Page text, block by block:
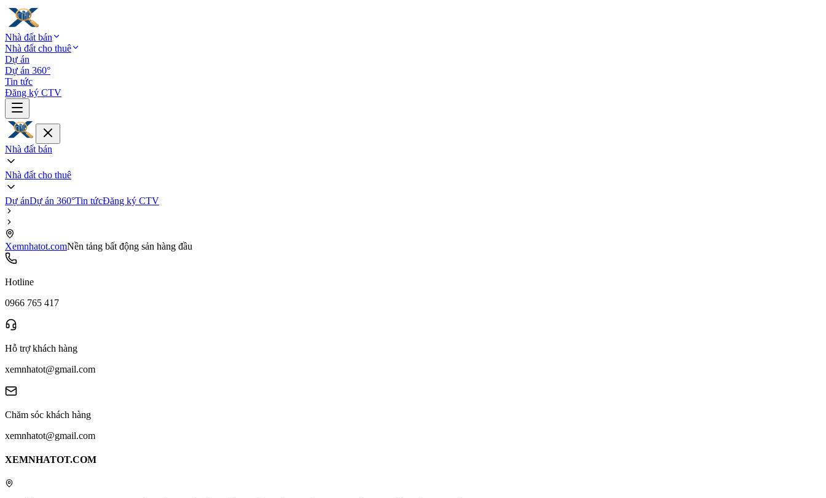
Nhà đất bán
Nhà đất cho thuê
Dự án
Dự án 360°
Tin tức
Đăng ký CTV
Nhà đất bán
Nhà đất cho thuê
Dự ánDự án 360°Tin tứcĐăng ký CTV
Xemnhatot.comNền tảng bất động sản hàng đầu
Hotline
0966 765 417
Hỗ trợ khách hàng
xemnhatot@gmail.com
Chăm sóc khách hàng
xemnhatot@gmail.com
XEMNHATOT.COM